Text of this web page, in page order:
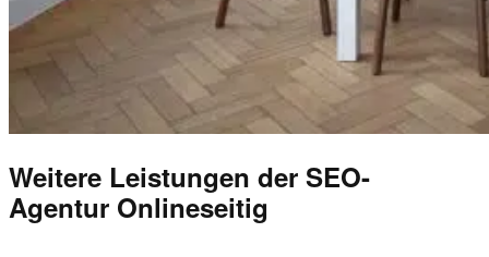
Weitere Leistungen der SEO-
Agentur Onlineseitig